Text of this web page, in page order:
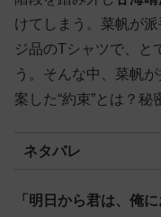
けてしまう。菜帆が
ジ品のTシャツで、と
う。そんな中、菜帆
案した“約束”とは？秘
ネタバレ
「明日から君は、俺